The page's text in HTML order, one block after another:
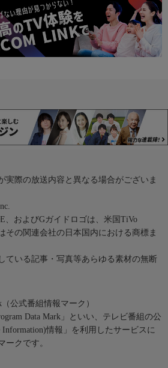
実際の放送内容と異なる場合がございま
、およびGガイドロゴは、米国TiVo
その関連会社の日本国内における商標ま
ている記事・写真等あらゆる素材の無断
公式番組情報マーク）
Data Mark」といい、テレビ番組の公
情報」を利用したサービスに
ークです。